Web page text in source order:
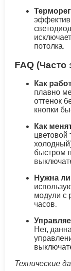
потолка.
FAQ
Как
плавно
оттенок
кнопки
Как
быстром
Нужна
модули с
часов.
Нет,
Технические